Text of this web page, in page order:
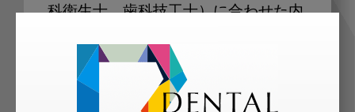
科衛生士、歯科技工士）に合わせた内
容のメールマガジンをお届けします。